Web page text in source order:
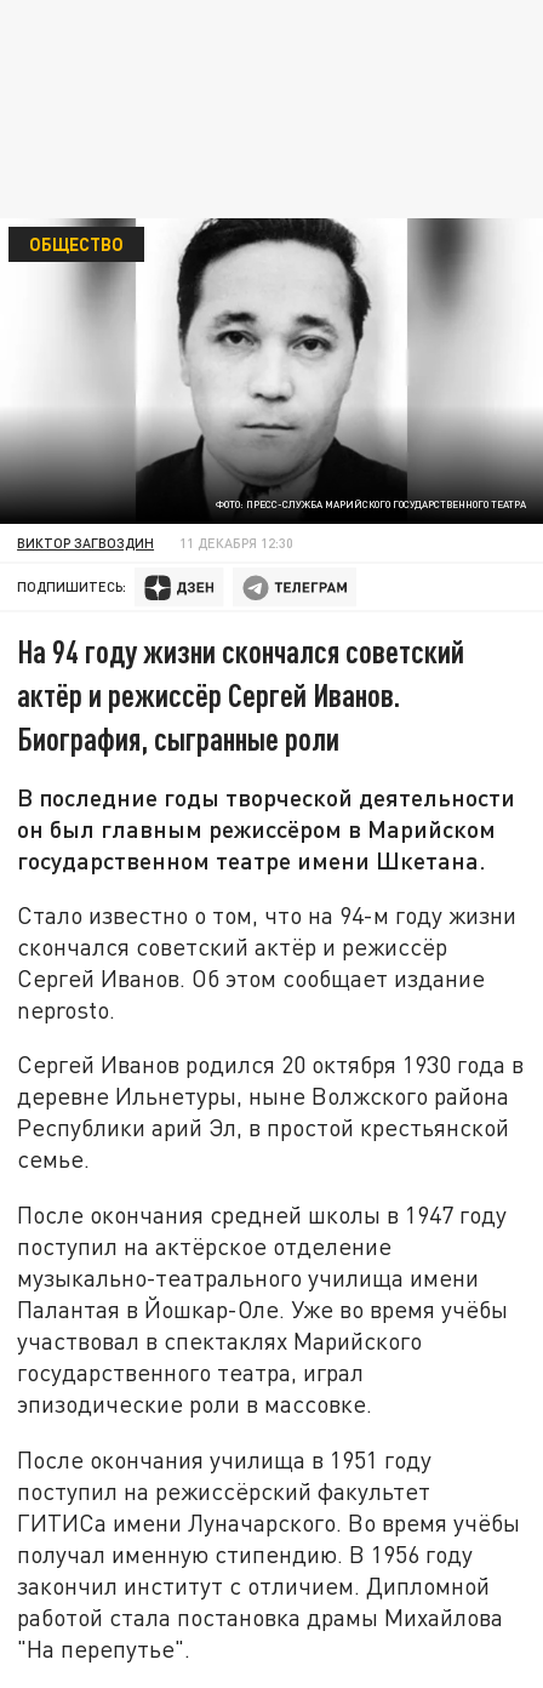
ФОТО: ПРЕСС-СЛУЖБА МАРИЙСКОГО ГОСУДАРСТВЕННОГО ТЕАТРА
ОБЩЕСТВО
ВИКТОР ЗАГВОЗДИН 11 ДЕКАБРЯ 12:30
ПОДПИШИТЕСЬ:
На 94 году жизни скончался советский
актёр и режиссёр Сергей Иванов.
Биография, сыгранные роли
В последние годы творческой деятельности
он был главным режиссёром в Марийском
государственном театре имени Шкетана.
Стало известно о том, что на 94-м году жизни
скончался советский актёр и режиссёр
Сергей Иванов. Об этом сообщает издание
neprosto.
Сергей Иванов родился 20 октября 1930 года в
деревне Ильнетуры, ныне Волжского района
Республики арий Эл, в простой крестьянской
семье.
После окончания средней школы в 1947 году
поступил на актёрское отделение
музыкально-театрального училища имени
Палантая в Йошкар-Оле. Уже во время учёбы
участвовал в спектаклях Марийского
государственного театра, играл
эпизодические роли в массовке.
После окончания училища в 1951 году
поступил на режиссёрский факультет
ГИТИСа имени Луначарского. Во время учёбы
получал именную стипендию. В 1956 году
закончил институт с отличием. Дипломной
работой стала постановка драмы Михайлова
"На перепутье".